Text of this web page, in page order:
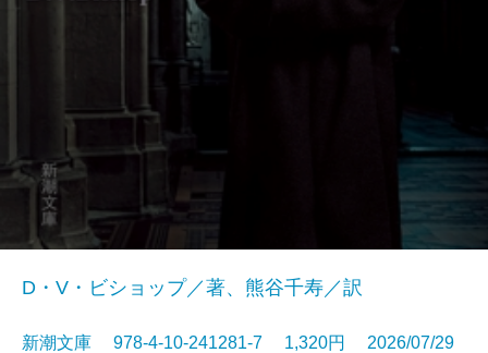
D・V・ビショップ／著、熊谷千寿／訳
新潮文庫 978-4-10-241281-7 1,320円 2026/07/29